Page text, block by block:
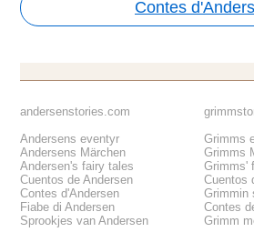
Contes
andersenstories.com
Andersens eventyr
Andersens Märchen
Andersen's fairy tales
Cuentos de Andersen
Contes d'Andersen
Fiabe di Andersen
Sprookjes van Andersen
Grimms
Grimms
Grimms'
Cuentos
Grimmin
Contes
Grimm